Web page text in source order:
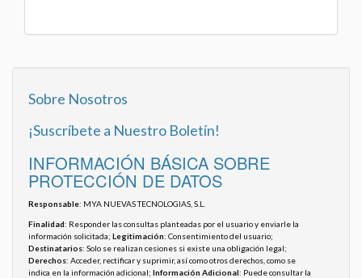
Sobre Nosotros
¡Suscríbete a Nuestro Boletín!
INFORMACIÓN BÁSICA SOBRE
PROTECCIÓN DE DATOS
Responsable: MYA NUEVAS TECNOLOGIAS, S.L.
Finalidad: Responder las consultas planteadas por el usuario y enviarle la
información solicitada; Legitimación: Consentimiento del usuario;
Destinatarios: Solo se realizan cesiones si existe una obligación legal;
Derechos: Acceder, rectificar y suprimir, así como otros derechos, como se
indica en la información adicional; Información Adicional: Puede consultar la